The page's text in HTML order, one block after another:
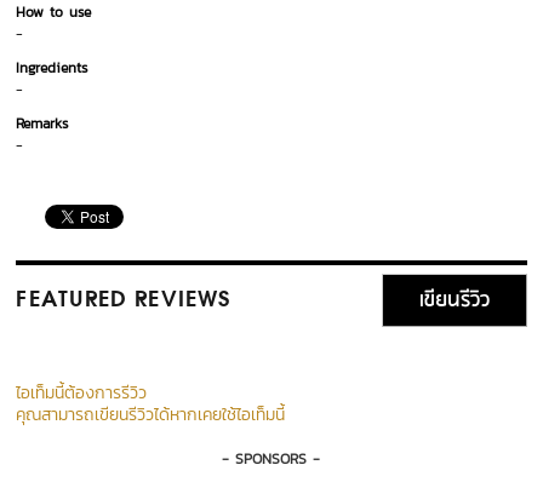
How to use
-
Ingredients
-
Remarks
-
FEATURED REVIEWS เขียนรีวิว
ไอเท็มนี้ต้องการรีวิว
คุณสามารถเขียนรีวิวได้หากเคยใช้ไอเท็มนี้
- SPONSORS -